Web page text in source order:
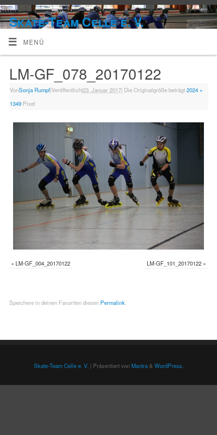
Skate-Team Celle e. V.
MENÜ
LM-GF_078_20170122
VonSonja Rumpf|Veröffentlicht23. Januar 2017| Die Originalgröße beträgt2024 ×
1349Pixel
« LM-GF_004_20170122 LM-GF_101_20170122 »
Speichere in deinen Favoriten diesen Permalink
Skate-Team Celle e. V. | Präsentiert vonMantra& WordPress.